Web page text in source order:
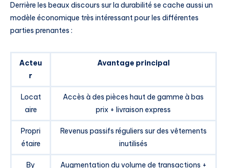
Derrière les beaux discours sur la durabilité se cache aussi un
modèle économique très intéressant pour les différentes
parties prenantes :
Acteu
r
Avantage principal
Locat
aire
Accès à des pièces haut de gamme à bas
prix + livraison express
Propri
étaire
Revenus passifs réguliers sur des vêtements
inutilisés
By
Augmentation du volume de transactions +